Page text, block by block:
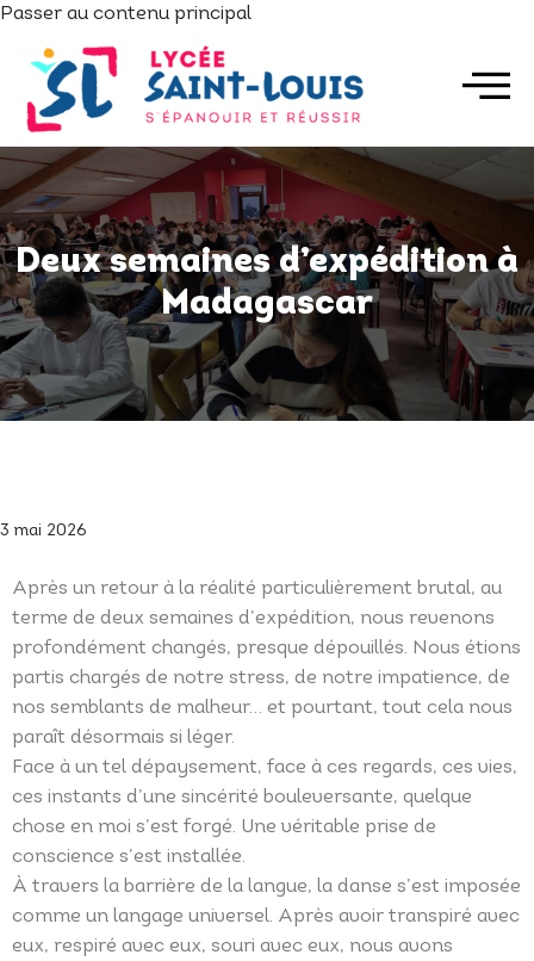
Passer au contenu principal
Deux semaines d’expédition à
Madagascar
3 mai 2026
Après un retour à la réalité particulièrement brutal, au
terme de deux semaines d’expédition, nous revenons
profondément changés, presque dépouillés. Nous étions
partis chargés de notre stress, de notre impatience, de
nos semblants de malheur… et pourtant, tout cela nous
paraît désormais si léger.
Face à un tel dépaysement, face à ces regards, ces vies,
ces instants d’une sincérité bouleversante, quelque
chose en moi s’est forgé. Une véritable prise de
conscience s’est installée.
À travers la barrière de la langue, la danse s’est imposée
comme un langage universel. Après avoir transpiré avec
eux, respiré avec eux, souri avec eux, nous avons